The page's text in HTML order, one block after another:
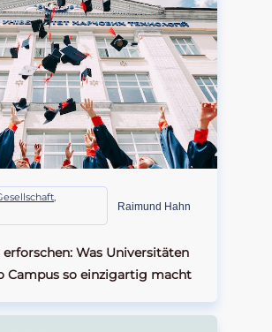
,
Raimund Hahn
Was Universitäten
Campus so einzigartig macht